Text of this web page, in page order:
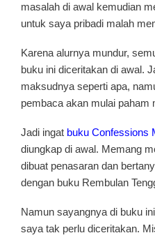
masalah di awal kemudian
untuk saya pribadi malah
Karena alurnya mundur,
buku ini diceritakan di awal.
maksudnya seperti apa,
pembaca akan mulai paham
Jadi ingat buku Confessions
diungkap di awal. Memang
dibuat penasaran dan
dengan buku Rembulan
Namun sayangnya di buku
saya tak perlu diceritakan.